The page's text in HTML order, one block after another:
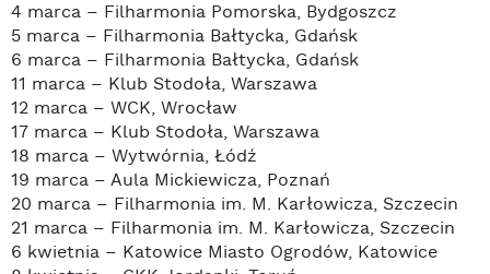
4 marca – Filharmonia Pomorska, Bydgoszcz
5 marca – Filharmonia Bałtycka, Gdańsk
6 marca – Filharmonia Bałtycka, Gdańsk
11 marca – Klub Stodoła, Warszawa
12 marca – WCK, Wrocław
17 marca – Klub Stodoła, Warszawa
18 marca – Wytwórnia, Łódź
19 marca – Aula Mickiewicza, Poznań
20 marca – Filharmonia im. M. Karłowicza, Szczecin
21 marca – Filharmonia im. M. Karłowicza, Szczecin
6 kwietnia – Katowice Miasto Ogrodów, Katowice